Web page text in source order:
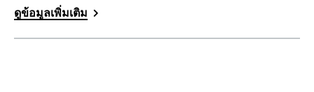
ดูข้อมูลเพิ่มเติม